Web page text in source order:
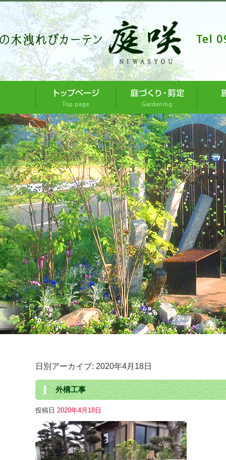
日別アーカイブ: 2020年4月18日
外構工事
投稿日 2020年4月18日